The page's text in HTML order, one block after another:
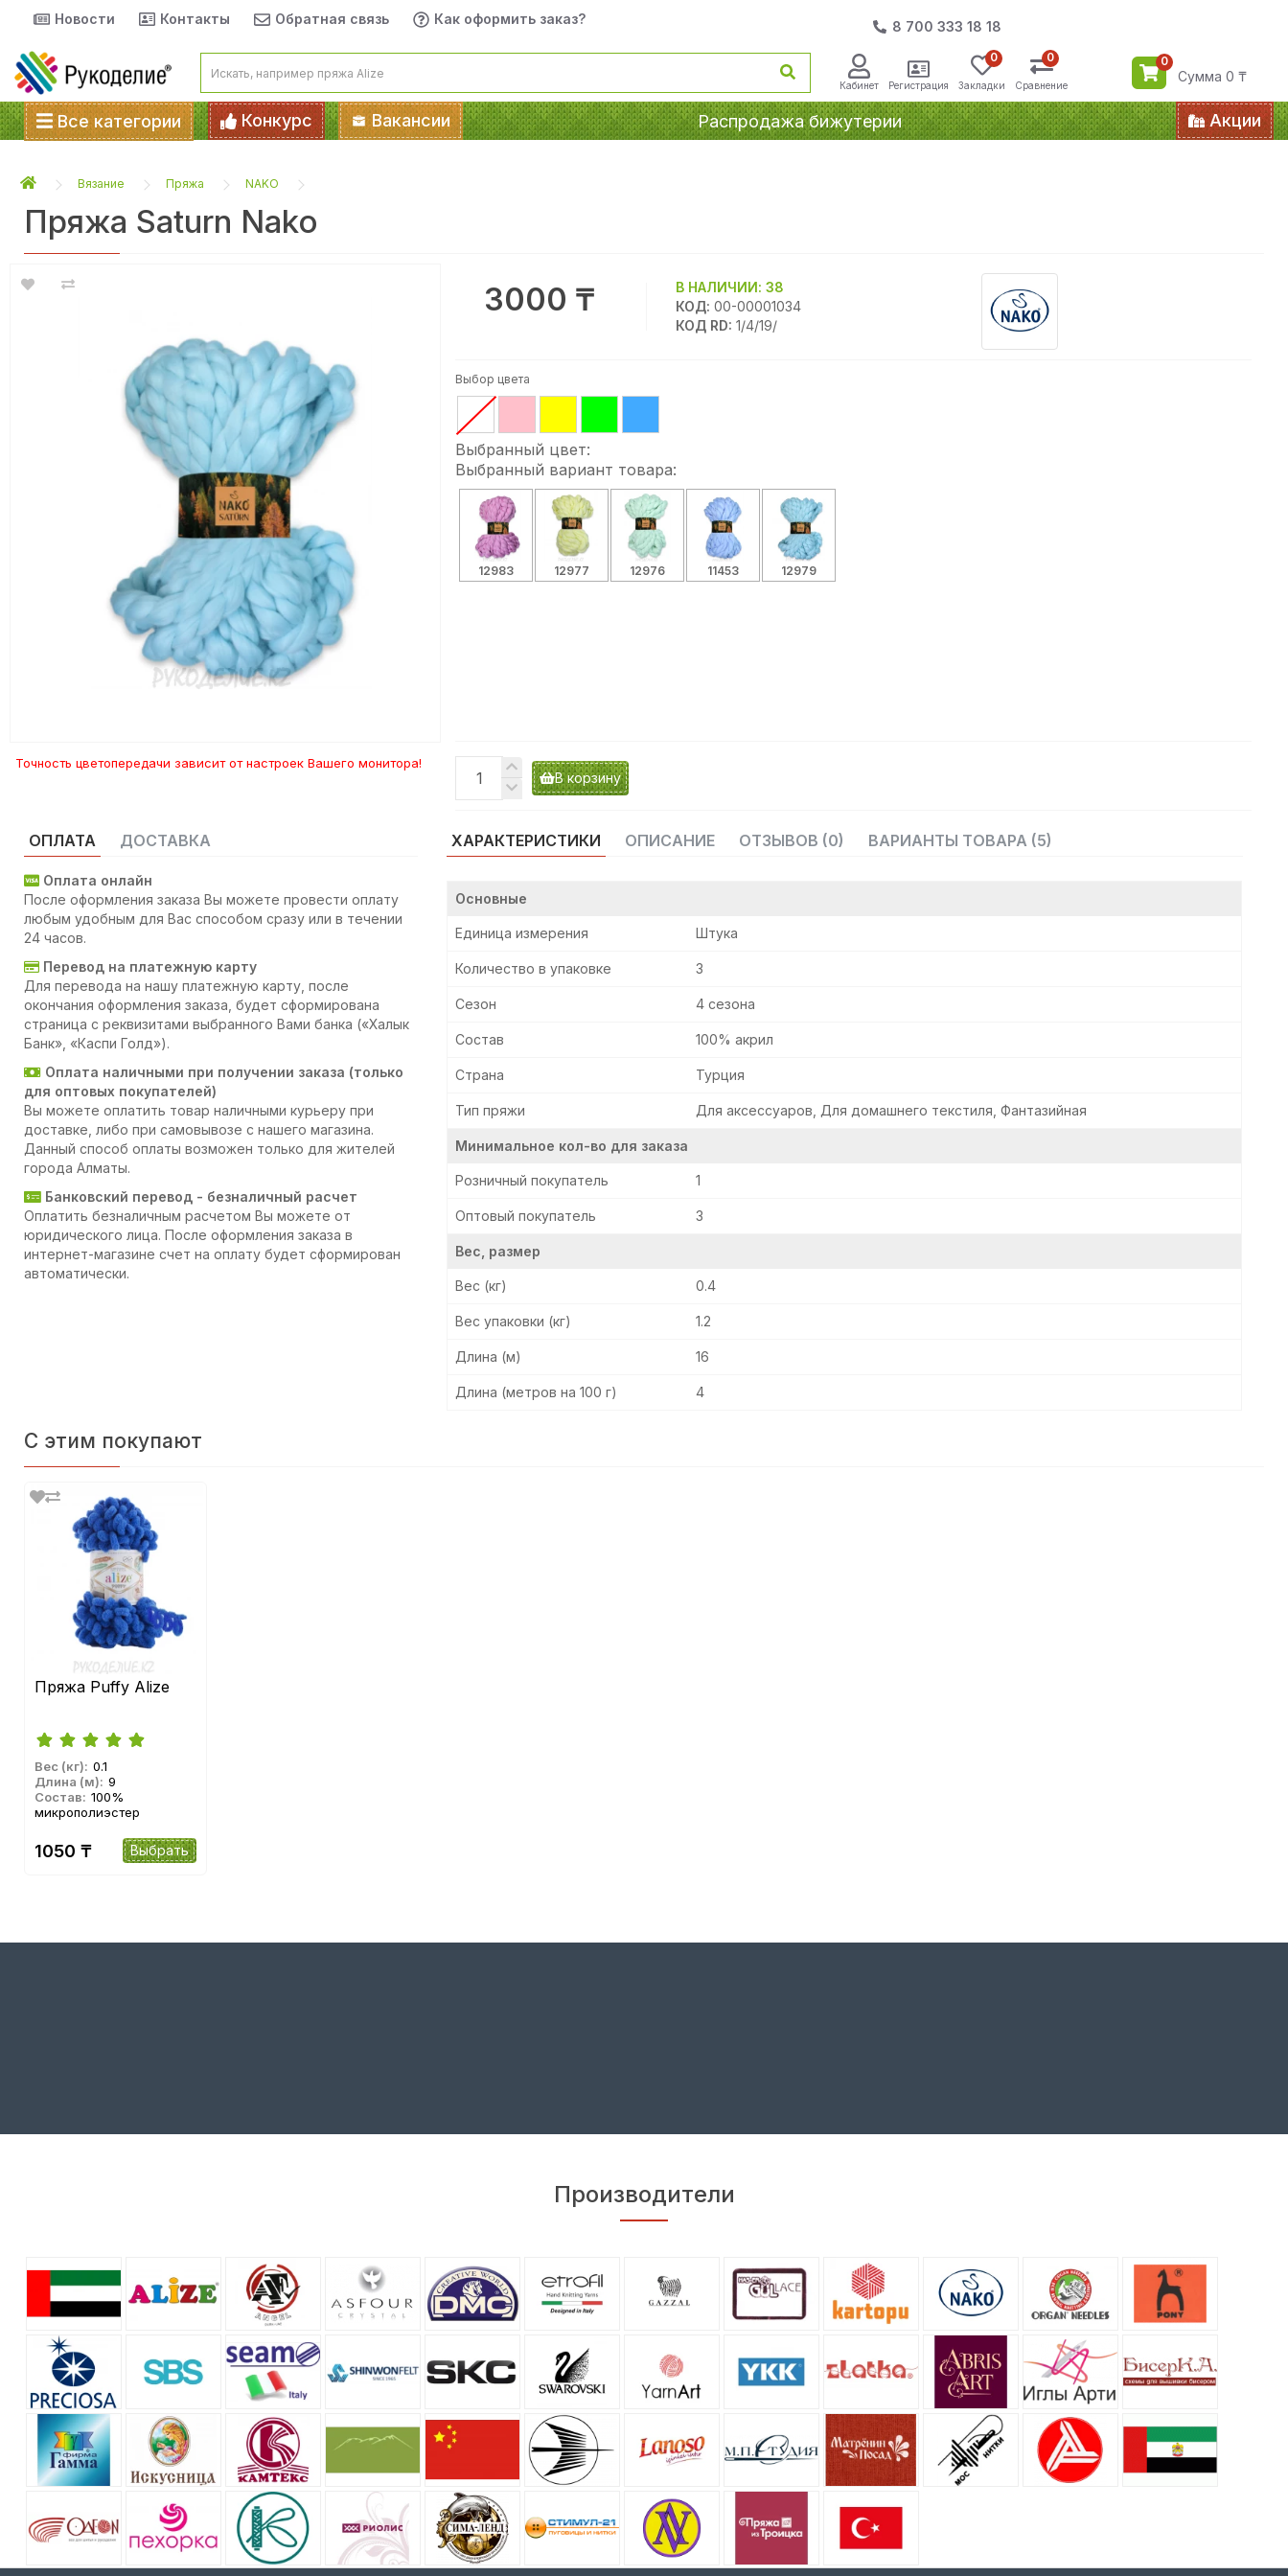
Новости Контакты Обратная связь Как оформить заказ? 8 700 333 18 18
Кабинет Регистрация Закладки
0
Сравнение
0 0
Сумма 0 ₸
Все категории Конкурс Вакансии Распродажа бижутерии Акции
Вязание Пряжа NAKO
Пряжа Saturn Nako
Точность цветопередачи зависит от настроек Вашего монитора!
ОПЛАТА ДОСТАВКА
Оплата онлайн
После оформления заказа Вы можете провести оплату
любым удобным для Вас способом сразу или в течении
24 часов.
Перевод на платежную карту
Для перевода на нашу платежную карту, после
окончания оформления заказа, будет сформирована
страница с реквизитами выбранного Вами банка («Халык
Банк», «Каспи Голд»).
Оплата наличными при получении заказа (только
для оптовых покупателей)
Вы можете оплатить товар наличными курьеру при
доставке, либо при самовывозе с нашего магазина.
Данный способ оплаты возможен только для жителей
города Алматы.
Банковский перевод - безналичный расчет
Оплатить безналичным расчетом Вы можете от
юридического лица. После оформления заказа в
интернет-магазине счет на оплату будет сформирован
автоматически.
ХАРАКТЕРИСТИКИ ОПИСАНИЕ ОТЗЫВОВ (0) ВАРИАНТЫ ТОВАРА (5)
Основные
Единица измерения Штука
Количество в упаковке 3
Сезон 4 сезона
Состав 100% акрил
Страна Турция
Тип пряжи Для аксессуаров, Для домашнего текстиля, Фантазийная
Минимальное кол-во для заказа
Розничный покупатель 1
Оптовый покупатель 3
Вес, размер
Вес (кг) 0.4
Вес упаковки (кг) 1.2
Длина (м) 16
Длина (метров на 100 г) 4
3000 ₸ В НАЛИЧИИ:38
КОД: 00-00001034
КОД RD: 1/4/19/
Выбор цвета
Выбранный цвет:
Выбранный вариант товара:
12983 12977 12976 11453 12979
В корзину
С этим покупают
Пряжа Puffy Alize
Вес (кг): 0.1
Длина (м): 9
Состав: 100%
микрополиэстер
1050 ₸ Выбрать
Производители